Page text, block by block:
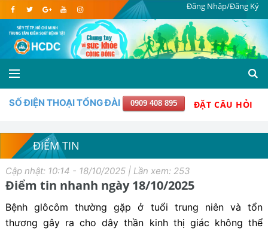
Đăng Nhập/Đăng Ký
SỐ ĐIỆN THOẠI TỔNG ĐÀI 0909 408 895 ĐẶT CÂU HỎI
ĐIỂM TIN
Cập nhật: 10:14 - 18/10/2025 | Lần xem: 253
Điểm tin nhanh ngày 18/10/2025
Bệnh glôcôm thường gặp ở tuổi trung niên và tổn
thương gây ra cho dây thần kinh thị giác không thể